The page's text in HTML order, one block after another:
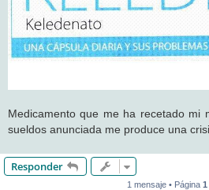
Medicamento que me ha recetado mi
sueldos anunciada me produce una
Responder
1 mensaje • Página 1